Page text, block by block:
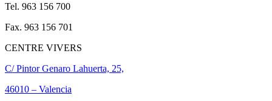
Tel. 963 156 700
Fax. 963 156 701
CENTRE VIVERS
C/ Pintor Genaro Lahuerta, 25,
46010 – Valencia